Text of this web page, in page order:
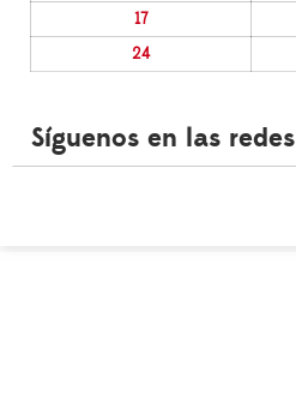
17
24
Síguenos en las redes